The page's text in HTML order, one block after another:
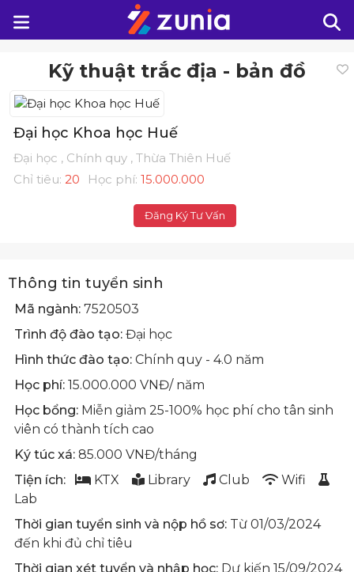
Kỹ thuật trắc địa - bản đồ
Đại học Khoa học Huế
Đại học , Chính quy , Thừa Thiên Huế
Chỉ tiêu: 20 Học phí: 15.000.000
Đăng Ký Tư Vấn
Thông tin tuyển sinh
Mã ngành: 7520503
Trình độ đào tạo: Đại học
Hình thức đào tạo: Chính quy - 4.0 năm
Học phí: 15.000.000 VNĐ/ năm
Học bổng: Miễn giảm 25-100% học phí cho tân sinh
viên có thành tích cao
Ký túc xá: 85.000 VNĐ/tháng
Tiện ích:
KTX Library Club
Wifi
Lab
Thời gian tuyển sinh và nộp hồ sơ: Từ 01/03/2024
đến khi đủ chỉ tiêu
Thời gian xét tuyển và nhập học: Dự kiến 15/09/2024